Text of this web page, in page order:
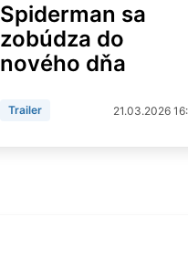
Spiderman sa
zobúdza do
nového dňa
Trailer 21.03.2026